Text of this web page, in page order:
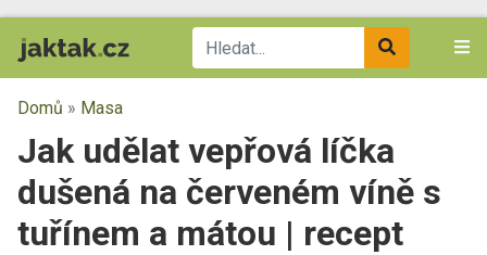
Domů » Masa
Jak udělat vepřová líčka
dušená na červeném víně s
tuřínem a mátou | recept